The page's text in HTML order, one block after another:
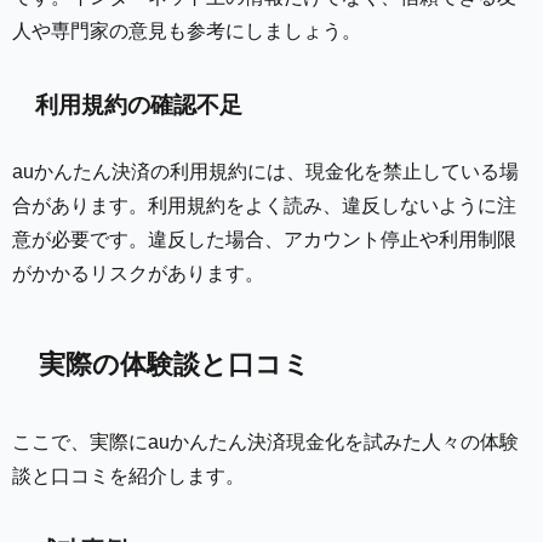
人や専門家の意見も参考にしましょう。
利用規約の確認不足
auかんたん決済の利用規約には、現金化を禁止している場
合があります。利用規約をよく読み、違反しないように注
意が必要です。違反した場合、アカウント停止や利用制限
がかかるリスクがあります。
実際の体験談と口コミ
ここで、実際にauかんたん決済現金化を試みた人々の体験
談と口コミを紹介します。